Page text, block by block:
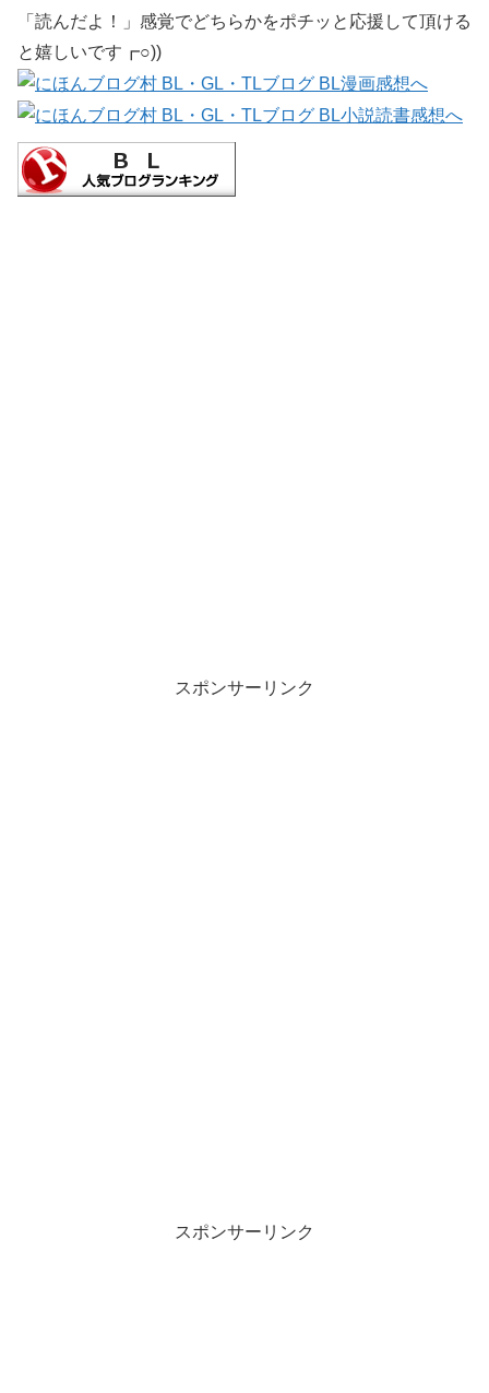
「読んだよ！」感覚でどちらかをポチッと応援して頂ける
と嬉しいです┏○))
スポンサーリンク
スポンサーリンク